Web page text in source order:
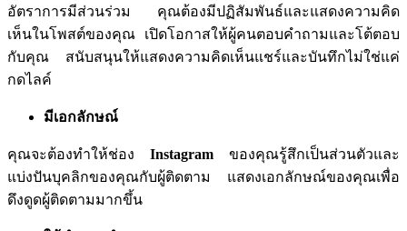
อัตราการมีส่วนร่วม คุณต้องมีปฏิสัมพันธ์และแสดงความคิด
เห็นในโพสต์ของคุณ
เปิดโอกาสให้ผู้คนตอบคำถามและโต้ตอบ
กับคุณ
สนับสนุนให้แสดงความคิดเห็นแชร์และบันทึกไม่ใช่แค่
กดไลค์
มีเอกลักษณ์
คุณจะต้องทำให้ช่อง Instagram
ของคุณรู้สึกเป็นส่วนตัวและ
แบ่งปันบุคลิกของคุณกับผู้ติดตาม
แสดงเอกลักษณ์ของคุณเพื่อ
ดึงดูดผู้ติดตามมากขึ้น